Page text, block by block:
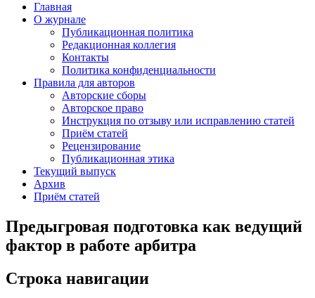
Главная
О журнале
Публикационная политика
Редакционная коллегия
Контакты
Политика конфиденциальности
Правила для авторов
Авторские сборы
Авторское право
Инструкция по отзыву или исправлению статей
Приём статей
Рецензирование
Публикационная этика
Текущий выпуск
Архив
Приём статей
Предыгровая подготовка как ведущий
фактор в работе арбитра
Строка навигации